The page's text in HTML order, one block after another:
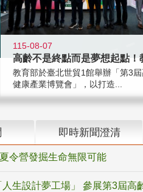
115-08-07
教育部於臺北世貿1館舉辦「第3
健康產業博覽會」，以打造...
即時新聞澄清
令營發掘生命無限可能
生設計夢工場」 參展第3屆高